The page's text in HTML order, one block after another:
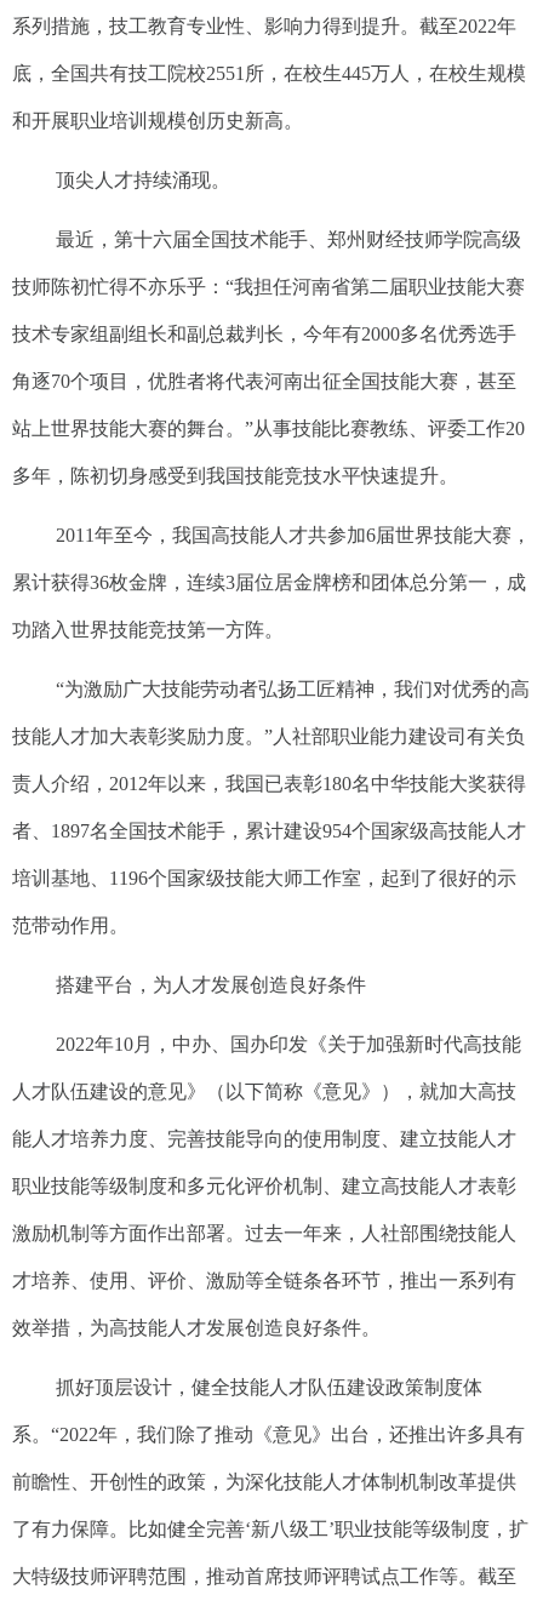
系列措施，技工教育专业性、影响力得到提升。截至2022年
底，全国共有技工院校2551所，在校生445万人，在校生规模
和开展职业培训规模创历史新高。
顶尖人才持续涌现。
最近，第十六届全国技术能手、郑州财经技师学院高级
技师陈初忙得不亦乐乎：“我担任河南省第二届职业技能大赛
技术专家组副组长和副总裁判长，今年有2000多名优秀选手
角逐70个项目，优胜者将代表河南出征全国技能大赛，甚至
站上世界技能大赛的舞台。”从事技能比赛教练、评委工作20
多年，陈初切身感受到我国技能竞技水平快速提升。
2011年至今，我国高技能人才共参加6届世界技能大赛，
累计获得36枚金牌，连续3届位居金牌榜和团体总分第一，成
功踏入世界技能竞技第一方阵。
“为激励广大技能劳动者弘扬工匠精神，我们对优秀的高
技能人才加大表彰奖励力度。”人社部职业能力建设司有关负
责人介绍，2012年以来，我国已表彰180名中华技能大奖获得
者、1897名全国技术能手，累计建设954个国家级高技能人才
培训基地、1196个国家级技能大师工作室，起到了很好的示
范带动作用。
搭建平台，为人才发展创造良好条件
2022年10月，中办、国办印发《关于加强新时代高技能
人才队伍建设的意见》（以下简称《意见》），就加大高技
能人才培养力度、完善技能导向的使用制度、建立技能人才
职业技能等级制度和多元化评价机制、建立高技能人才表彰
激励机制等方面作出部署。过去一年来，人社部围绕技能人
才培养、使用、评价、激励等全链条各环节，推出一系列有
效举措，为高技能人才发展创造良好条件。
抓好顶层设计，健全技能人才队伍建设政策制度体
系。“2022年，我们除了推动《意见》出台，还推出许多具有
前瞻性、开创性的政策，为深化技能人才体制机制改革提供
了有力保障。比如健全完善‘新八级工’职业技能等级制度，扩
大特级技师评聘范围，推动首席技师评聘试点工作等。截至